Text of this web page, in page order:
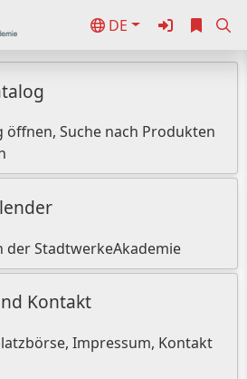
DE
öffnen, Suche nach Produkten
der StadtwerkeAkademie
Kontakt
Impressum, Kontakt